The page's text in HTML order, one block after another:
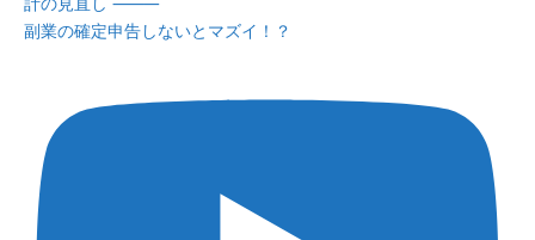
副業の確定申告しないとマズイ！？